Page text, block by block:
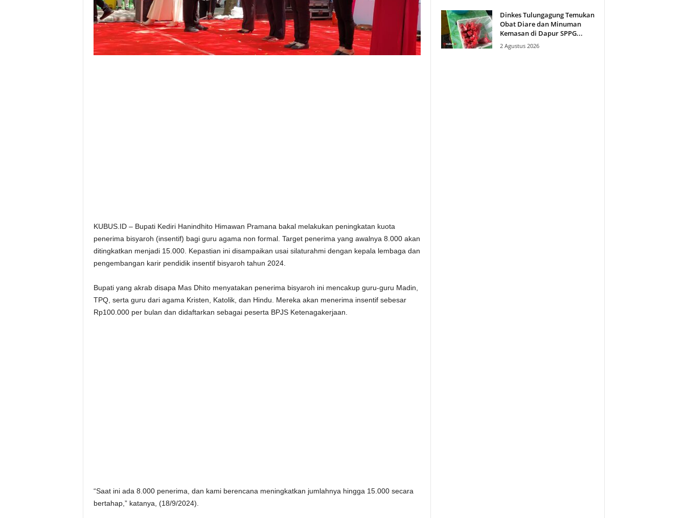
KUBUS.ID – Bupati Kediri Hanindhito Himawan Pramana bakal melakukan peningkatan kuota
penerima bisyaroh (insentif) bagi guru agama non formal. Target penerima yang awalnya 8.000 akan
ditingkatkan menjadi 15.000. Kepastian ini disampaikan usai silaturahmi dengan kepala lembaga dan
pengembangan karir pendidik insentif bisyaroh tahun 2024.
Bupati yang akrab disapa Mas Dhito menyatakan penerima bisyaroh ini mencakup guru-guru Madin,
TPQ, serta guru dari agama Kristen, Katolik, dan Hindu. Mereka akan menerima insentif sebesar
Rp100.000 per bulan dan didaftarkan sebagai peserta BPJS Ketenagakerjaan.
“Saat ini ada 8.000 penerima, dan kami berencana meningkatkan jumlahnya hingga 15.000 secara
bertahap,” katanya, (18/9/2024).
Dinkes Tulungagung Temukan
Obat Diare dan Minuman
Kemasan di Dapur SPPG...
2 Agustus 2026